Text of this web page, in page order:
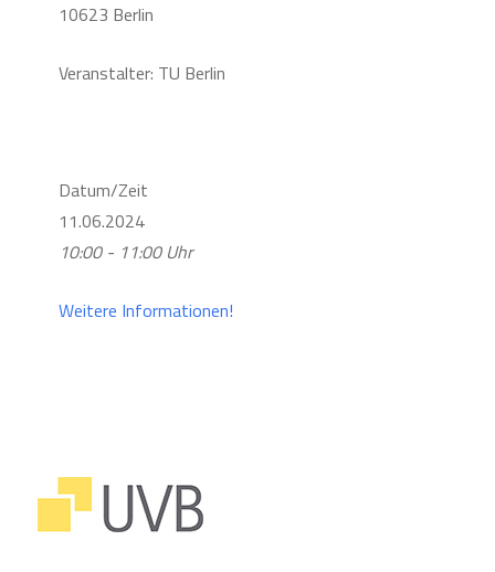
10623 Berlin
Veranstalter: TU Berlin
Datum/Zeit
11.06.2024
10:00 - 11:00 Uhr
Weitere Informationen!